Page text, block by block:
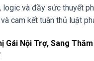
logic và đầy sức thuyết
cam kết tuân thủ luật
Gái Nội Trợ, Sang